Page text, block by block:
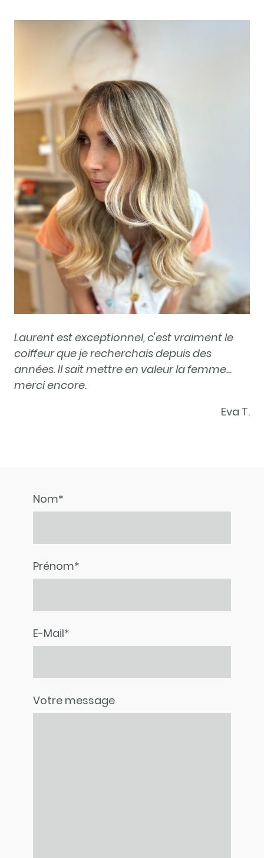
Laurent est exceptionnel, c'est vraiment le
coiffeur que je recherchais depuis des
années. Il sait mettre en valeur la femme...
merci encore.
Eva T.
Nom*
Prénom*
E-Mail*
Votre message